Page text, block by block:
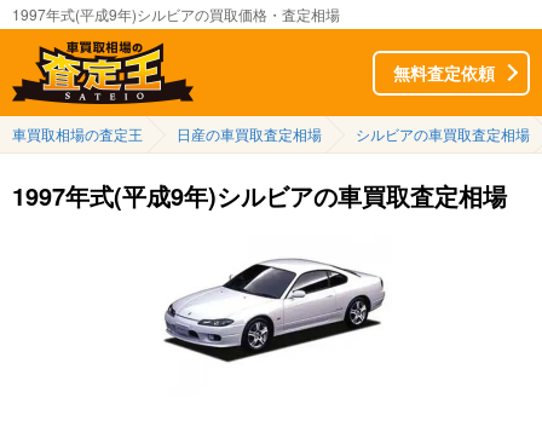
1997年式(平成9年)シルビアの買取価格・査定相場
無料査定依頼
車買取相場の査定王 日産の車買取査定相場 シルビアの車買取査定相場
1997年式(平成9年)シルビアの車買取査定相場